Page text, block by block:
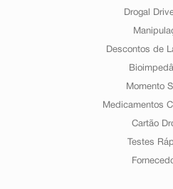
Drogal
Descontos de
Momento
Medicamentos
Cartão
Testes